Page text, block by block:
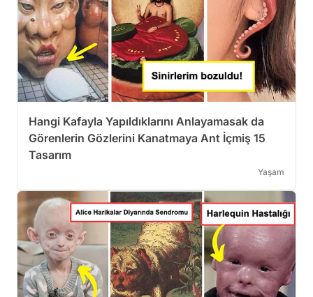
Hangi Kafayla Yapıldıklarını Anlayamasak da
Görenlerin Gözlerini Kanatmaya Ant İçmiş 15
Tasarım
Yaşam